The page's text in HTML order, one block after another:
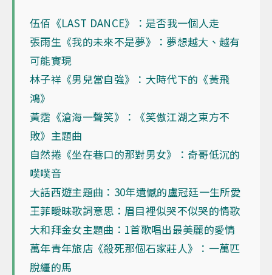
伍佰《LAST DANCE》：是否我一個人走
張雨生《我的未來不是夢》：夢想越大、越有
可能實現
林子祥《男兒當自強》：大時代下的《黃飛
鴻》
黃霑《滄海一聲笑》：《笑傲江湖之東方不
敗》主題曲
自然捲《坐在巷口的那對男女》：奇哥低沉的
噗噗音
大話西遊主題曲：30年遺憾的盧冠廷一生所愛
王菲曖昧歌詞意思：眉目裡似哭不似哭的情歌
大和拜金女主題曲：1首歌唱出最美麗的愛情
萬年青年旅店《殺死那個石家莊人》：一萬匹
脫繮的馬